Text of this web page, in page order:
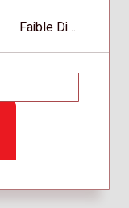
Faible Disponibilité